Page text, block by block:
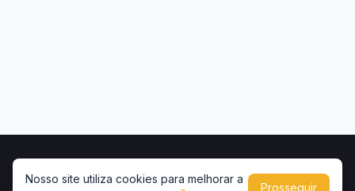
Nosso site utiliza cookies para melhorar a
Prosseguir